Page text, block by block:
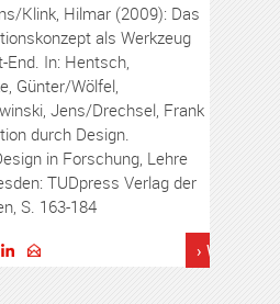
Klink, Hilmar (2009): Das
als Werkzeug
End. In: Hentsch,
Günter/Wölfel,
Jens/Drechsel, Frank
durch Design.
in Forschung, Lehre
TUDpress Verlag der
S. 163-184
›